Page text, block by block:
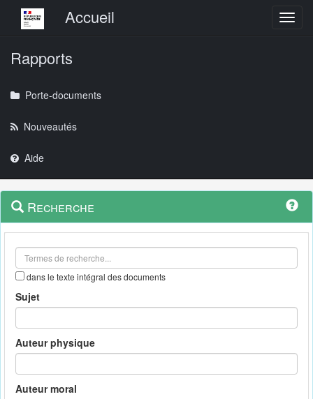
Menu principalAccueil
Rapports
Porte-documents
Nouveautés
Aide
Navigation
outils
Menu
contextuel
Recherche
dans le texte intégral des documents
Sujet
Auteur physique
Auteur moral